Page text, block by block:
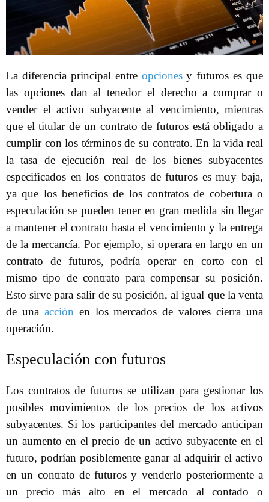
La diferencia principal entre opcionesy futuros es que
las opciones dan al tenedor el derecho a comprar o
vender el activo subyacente al vencimiento, mientras
que el titular de un contrato de futuros está obligado a
cumplir con los términos de su contrato. En la vida real
la tasa de ejecución real de los bienes subyacentes
especificados en los contratos de futuros es muy baja,
ya que los beneficios de los contratos de cobertura o
especulación se pueden tener en gran medida sin llegar
a mantener el contrato hasta el vencimiento y la entrega
de la mercancía. Por ejemplo, si operara en largo en un
contrato de futuros, podría operar en corto con el
mismo tipo de contrato para compensar su posición.
Esto sirve para salir de su posición, al igual que la venta
de una acción en los mercados de valores cierra una
operación.
Especulación con futuros
Los contratos de futuros se utilizan para gestionar los
posibles movimientos de los precios de los activos
subyacentes. Si los participantes del mercado anticipan
un aumento en el precio de un activo subyacente en el
futuro, podrían posiblemente ganar al adquirir el activo
en un contrato de futuros y venderlo posteriormente a
un precio más alto en el mercado al contado o